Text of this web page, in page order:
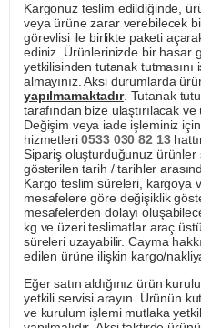
Kargonuz teslim edildiğinde,
veya ürüne zarar verebilecek
görevlisi ile birlikte paketi
ediniz. Ürünlerinizde bir hasar
yetkilisinden tutanak tutmasını
almayınız. Aksi durumlarda
yapılmamaktadır. Tutanak
tarafından bize ulaştırılacak
Değişim veya iade işleminiz
hizmetleri0533 030 82 13
Sipariş oluşturduğunuz ürünler
gösterilen tarih / tarihler
Kargo teslim süreleri, kargoya
mesafelere göre değişiklik
mesafelerden dolayı
kg ve üzeri teslimatlar araç
süreleri uzayabilir. Cayma
edilen ürüne ilişkin kargo/
Eğer satın aldığınız ürün
yetkili servisi arayın. Ürünün
ve kurulum işlemi mutlaka